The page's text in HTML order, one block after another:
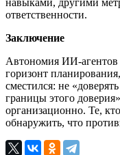
ответственности.
Заключение
Автономия ИИ-агентов
горизонт
сместился: не
границы этого
организационно. Те,
обнаружить, что